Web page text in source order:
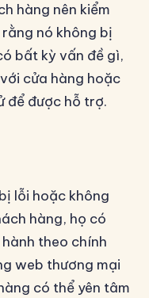
hàng nên kiểm
nó không bị
bất kỳ vấn đề gì,
cửa hàng hoặc
để được hỗ trợ.
lỗi hoặc không
hàng, họ có
theo chính
web thương mại
có thể yên tâm